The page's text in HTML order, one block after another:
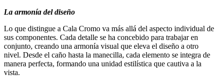
La armonía del diseño
Lo que distingue a Cala Cromo va más allá del aspecto individual de
sus componentes. Cada detalle se ha concebido para trabajar en
conjunto, creando una armonía visual que eleva el diseño a otro
nivel. Desde el caño hasta la manecilla, cada elemento se integra de
manera perfecta, formando una unidad estilística que cautiva a la
vista.